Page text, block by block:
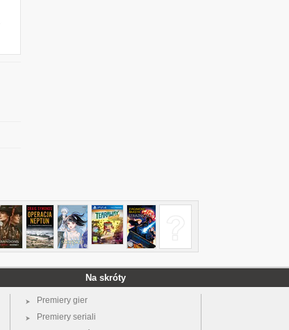
Na skróty
Premiery gier
Premiery seriali